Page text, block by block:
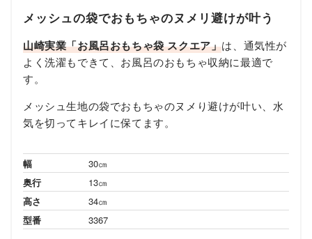
メッシュの袋でおもちゃのヌメリ避けが叶う
山崎実業「お風呂おもちゃ袋 スクエア」は、通気性が
よく洗濯もできて、お風呂のおもちゃ収納に最適で
す。
メッシュ生地の袋でおもちゃのヌメり避けが叶い、水
気を切ってキレイに保てます。
幅
30㎝
奥行
13㎝
高さ
34㎝
型番
3367